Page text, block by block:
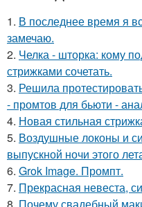
1. В последнее время я
замечаю.
2. Челка - шторка: кому
стрижками сочетать.
3. Решила
- промтов для бьюти -
4. Новая стильная
5. Воздушные локоны и
выпускной ночи этого
6. Grok Image. Промпт.
7. Прекрасная невеста,